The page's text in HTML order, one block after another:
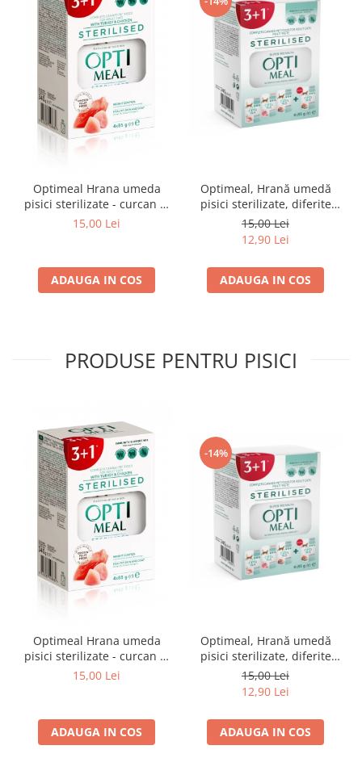
Optimeal Hrana umeda
pisici sterilizate - curcan si
pui in sos, set 3+1,
15,00 Lei
ADAUGA IN COS
Optimeal, Hrană umedă
pisici sterilizate, diferite
arome, (3+1), 0.34kg
15,00 Lei
12,90 Lei
ADAUGA IN COS
PRODUSE PENTRU PISICI
Optimeal Hrana umeda
pisici sterilizate - curcan si
pui in sos, set 3+1,
15,00 Lei
ADAUGA IN COS
-14%
Optimeal, Hrană umedă
pisici sterilizate, diferite
arome, (3+1), 0.34kg
15,00 Lei
12,90 Lei
ADAUGA IN COS